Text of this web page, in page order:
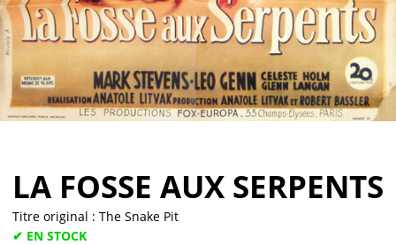
LA FOSSE AUX SERPENTS
Titre original : The Snake Pit
✔ EN STOCK